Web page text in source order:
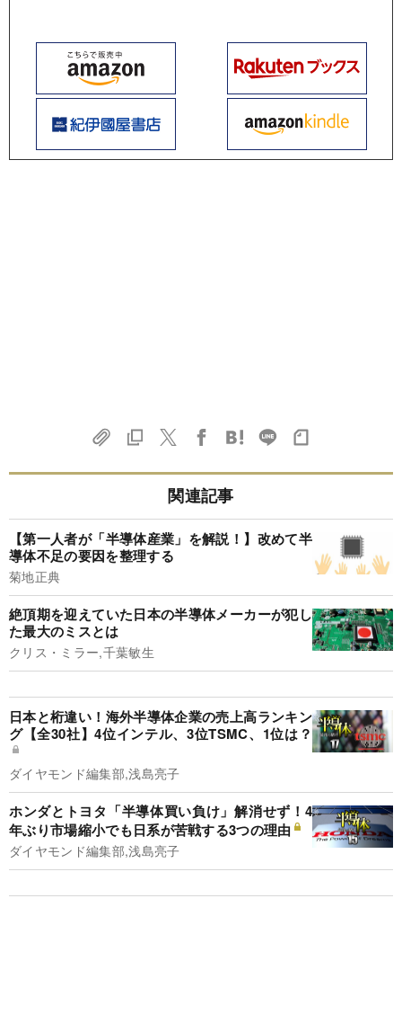
関連記事
【第一人者が「半導体産業」を解説！】改めて半
導体不足の要因を整理する
菊地正典
絶頂期を迎えていた日本の半導体メーカーが犯し
た最大のミスとは
クリス・ミラー,千葉敏生
日本と桁違い！海外半導体企業の売上高ランキン
グ【全30社】4位インテル、3位TSMC、1位は？
ダイヤモンド編集部,浅島亮子
ホンダとトヨタ「半導体買い負け」解消せず！4
年ぶり市場縮小でも日系が苦戦する3つの理由
ダイヤモンド編集部,浅島亮子